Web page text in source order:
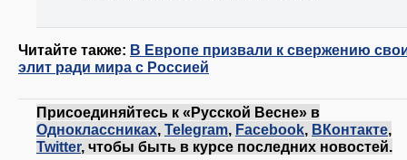
Читайте также: В Европе призвали к свержению
элит ради мира с Россией
Присоединяйтесь к «Русской Весне» в
Одноклассниках, Telegram, Facebook, ВКонтакте,
Twitter, чтобы быть в курсе последних новостей.